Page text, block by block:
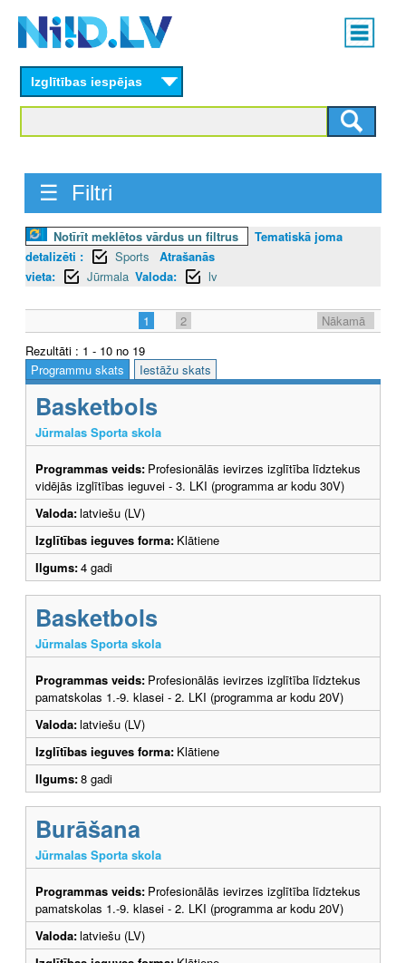
content
Main
menu
Izglītības iespējas
☰ Filtri
Notīrīt meklētos vārdus un filtrus
Tematiskā joma
detalizēti :
Sports
Atrašanās
vieta:
Jūrmala Valoda: lv
1 2
Nākamā
Rezultāti : 1 - 10 no 19
Programmu skats
Iestāžu skats
Basketbols
Jūrmalas Sporta skola
Programmas veids: Profesionālās ievirzes izglītība līdztekus
vidējās izglītības ieguvei - 3. LKI (programma ar kodu 30V)
Valoda:latviešu (LV)
Izglītības ieguves forma: Klātiene
Ilgums:4 gadi
Basketbols
Jūrmalas Sporta skola
Programmas veids: Profesionālās ievirzes izglītība līdztekus
pamatskolas 1.-9. klasei - 2. LKI (programma ar kodu 20V)
Valoda:latviešu (LV)
Izglītības ieguves forma: Klātiene
Ilgums:8 gadi
Burāšana
Jūrmalas Sporta skola
Programmas veids: Profesionālās ievirzes izglītība līdztekus
pamatskolas 1.-9. klasei - 2. LKI (programma ar kodu 20V)
Valoda:latviešu (LV)